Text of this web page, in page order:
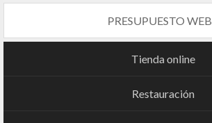
PRESUPUESTO WEB
Tienda online
Restauración